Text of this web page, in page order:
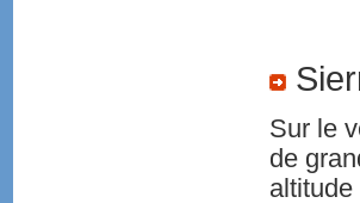
Sur le
de